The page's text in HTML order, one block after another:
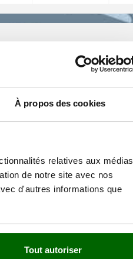
À propos des cookies
relatives aux médias
de notre site avec nos
d'autres informations que
Tout autoriser